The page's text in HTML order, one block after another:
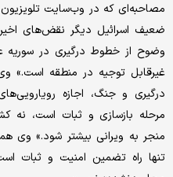
مصاحبه‌ای که در وب‌سایت
ضعیف اسرائیل دیگر نقض‌های اخیر
وضوح از خطوط درگیری در سوریه
غیرقابل توجیه در منطقه است.»
درگیری و جنگ، اجازه
مرحله بازسازی و ثبات است، نه
منجر به ویرانی بیشتر شود.» وی
تنها راه تضمین امنیت و ثبات